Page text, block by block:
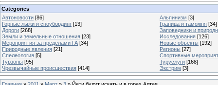
Categories
Автоновости [86] Альпинизм [3]
Горные лыжи и сноубординг [13] Граница и таможня [34]
Дороги [268]
Заповедники и
Земли и земельные отношения [23] Исследования [126]
Мероприятия за пределами ГА [34] Новые объекты [192]
Природные явления [21] Регионы [27]
Спелеология [5]
Спортивные
Турзоны [95] Туруслуги [168]
Чрезвычайные происшествия [414] Экстрим [3]